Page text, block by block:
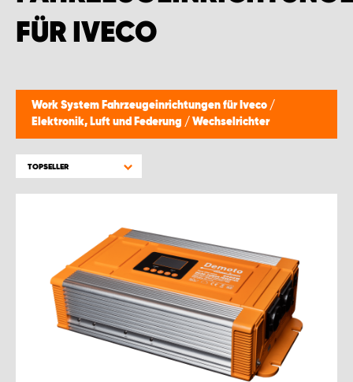
FÜR IVECO
Work System Fahrzeugeinrichtungen für Iveco /
Elektronik, Luft und Federung / Wechselrichter
TOPSELLER
MONTAGEPARTNER WIEN 1230